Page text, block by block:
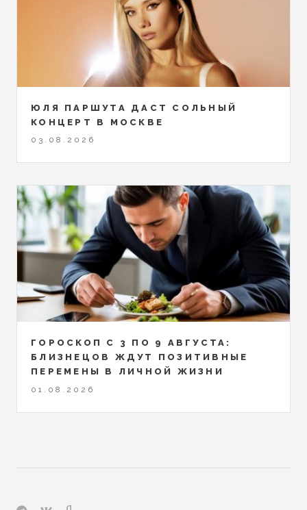
ЮЛЯ ПАРШУТА ДАСТ СОЛЬНЫЙ
КОНЦЕРТ В МОСКВЕ
03.08.2026
ГОРОСКОП С 3 ПО 9 АВГУСТА:
БЛИЗНЕЦОВ ЖДУТ ПОЗИТИВНЫЕ
ПЕРЕМЕНЫ В ЛИЧНОЙ ЖИЗНИ
01.08.2026